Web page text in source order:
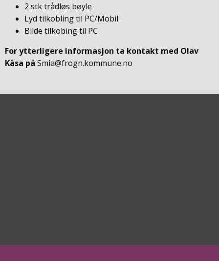
2 stk trådløs bøyle
Lyd tilkobling til PC/Mobil
Bilde tilkobing til PC
For ytterligere informasjon ta kontakt med Olav
Kåsa på Smia@frogn.kommune.no